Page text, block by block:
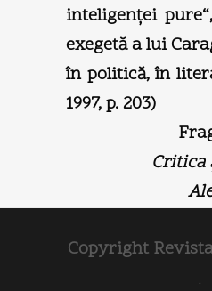
inteligenţei
exegetă a lui
în politică, în
1997, p. 203)
Critica
Copyright
.